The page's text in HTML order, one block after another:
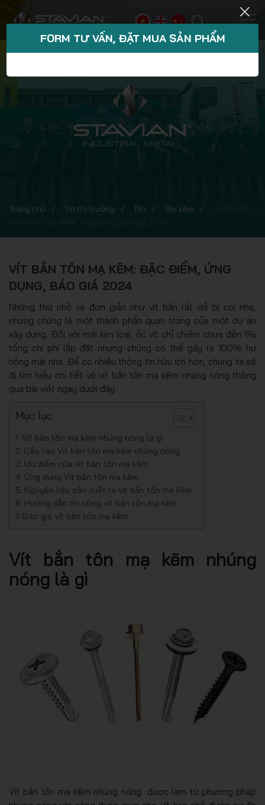
Trang chủ Tin thị trường Tôn Tôn kẽm
VÍT BẮN TÔN MẠ KẼM: ĐẶC ĐIỂM, ỨNG
DỤNG, BÁO GIÁ 2024
Những thứ nhỏ và đơn giản như vít bắn rất dễ bị coi nhẹ,
nhưng chúng là một thành phần quan trọng của một dự án
xây dựng. Đối với mái kim loại, ốc vít chỉ chiếm chưa đến 1%
tổng chi phí lắp đặt nhưng chúng có thể gây ra 100% hư
hỏng mái nhà. Để có nhiều thông tin hữu ích hơn, chúng ta sẽ
đi tìm hiểu chi tiết về vít bắn tôn mạ kẽm nhúng nóng thông
qua bài viết ngay dưới đây.
Mục lục
Vít bắn tôn mạ kẽm nhúng nóng là gì
Cấu tạo Vít bắn tôn mạ kẽm nhúng nóng
Ưu điểm của vít bắn tôn mạ kẽm
Ứng dụng Vít bắn tôn mạ kẽm
Nguyên liệu sản xuất ra vít bắn tôn mạ kẽm
Hướng dẫn thi công vít bắn tôn mạ kẽm
Báo giá vít bắn tôn mạ kẽm
Vít bắn tôn mạ kẽm nhúng
nóng là gì
Vít bắn tôn mạ kẽm nhúng nóng được làm từ phương pháp
FORM TƯ VẤN, ĐẶT MUA SẢN PHẨM